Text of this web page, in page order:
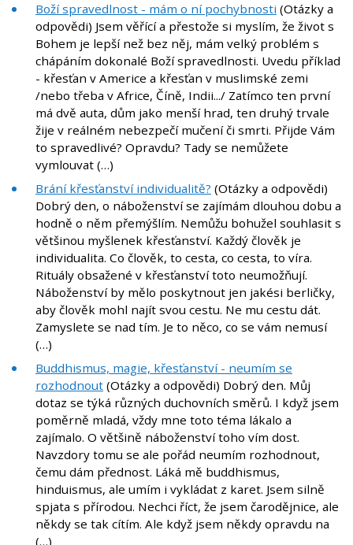
Boží spravedlnost - mám o ní pochybnosti (Otázky a
odpovědi) Jsem věřící a přestože si myslím, že život s
Bohem je lepší než bez něj, mám velký problém s
chápáním dokonalé Boží spravedlnosti. Uvedu příklad
- křesťan v Americe a křesťan v muslimské zemi
/nebo třeba v Africe, Číně, Indii.../ Zatímco ten první
má dvě auta, dům jako menší hrad, ten druhý trvale
žije v reálném nebezpečí mučení či smrti. Přijde Vám
to spravedlivé? Opravdu? Tady se nemůžete
vymlouvat (…)
Brání křesťanství individualitě? (Otázky a odpovědi)
Dobrý den, o náboženství se zajímám dlouhou dobu a
hodně o něm přemýšlím. Nemůžu bohužel souhlasit s
většinou myšlenek křesťanství. Každý člověk je
individualita. Co člověk, to cesta, co cesta, to víra.
Rituály obsažené v křesťanství toto neumožňují.
Náboženství by mělo poskytnout jen jakési berličky,
aby člověk mohl najít svou cestu. Ne mu cestu dát.
Zamyslete se nad tím. Je to něco, co se vám nemusí
(…)
Buddhismus, magie, křesťanství - neumím se
rozhodnout (Otázky a odpovědi) Dobrý den. Můj
dotaz se týká různých duchovních směrů. I když jsem
poměrně mladá, vždy mne toto téma lákalo a
zajímalo. O většině náboženství toho vím dost.
Navzdory tomu se ale pořád neumím rozhodnout,
čemu dám přednost. Láká mě buddhismus,
hinduismus, ale umím i vykládat z karet. Jsem silně
spjata s přírodou. Nechci říct, že jsem čarodějnice, ale
někdy se tak cítím. Ale když jsem někdy opravdu na
(…)